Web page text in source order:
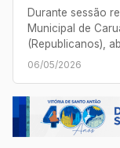
Durante sessão
Municipal de
(Republicanos),
06/05/2026